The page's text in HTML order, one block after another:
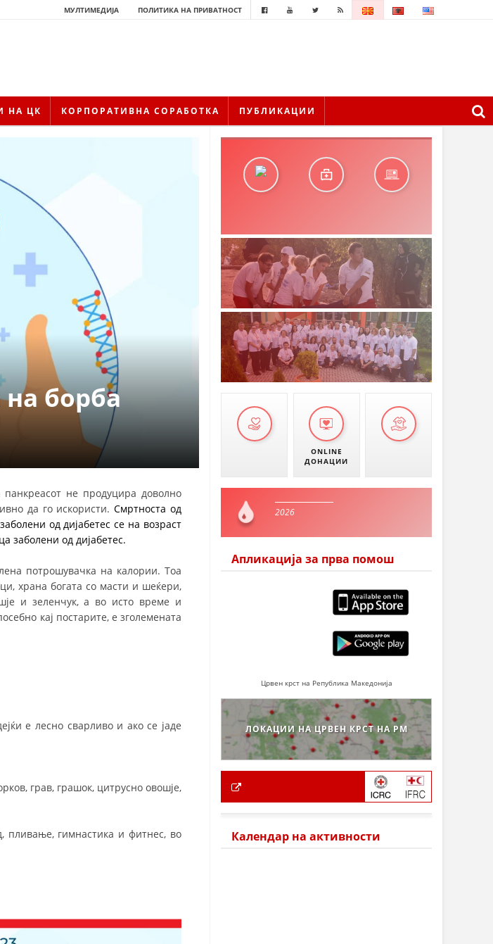
МУЛТИМЕДИЈА ПОЛИТИКА НА ПРИВАТНОСТ
НА ЦК КОРПОРАТИВНА СОРАБОТКА ПУБЛИКАЦИИ
МАТЕРИЈАЛИ
ПОСТЕРИ
борба
панкреасот не продуцира доволно
да го искористи.Смртноста од
од дијабетес се на возраст
заболени од дијабетес.
потрошувачка на калории. Тоа
храна богата со масти и шеќери,
и зеленчук, а во исто време и
кај постарите, е зголемената
е лесно сварливо и ако се јаде
грав, грашок, цитрусно овошје,
пливање, гимнастика и фитнес, во
ONLINE
ДОНАЦИИ
2026
Апликација за прва помош
Црвен крст на Република Македонија
ЛОКАЦИИ НА ЦРВЕН КРСТ НА РМ
Календар на активности